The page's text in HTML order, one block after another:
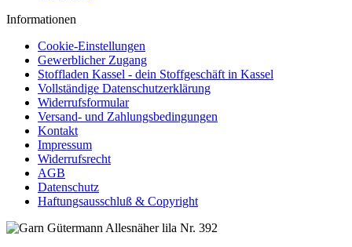
Informationen
Cookie-Einstellungen
Gewerblicher Zugang
Stoffladen Kassel - dein Stoffgeschäft in Kassel
Vollständige Datenschutzerklärung
Widerrufsformular
Versand- und Zahlungsbedingungen
Kontakt
Impressum
Widerrufsrecht
AGB
Datenschutz
Haftungsausschluß & Copyright